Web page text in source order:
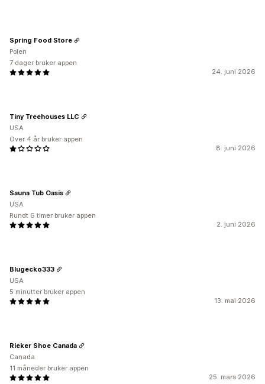
24. juni 2026
Spring Food Store
Polen
7 dager bruker appen
8. juni 2026
Tiny Treehouses LLC
USA
Over 4 år bruker appen
2. juni 2026
Sauna Tub Oasis
USA
Rundt 6 timer bruker appen
13. mai 2026
Blugecko333
USA
5 minutter bruker appen
25. mars 2026
Rieker Shoe Canada
Canada
11 måneder bruker appen